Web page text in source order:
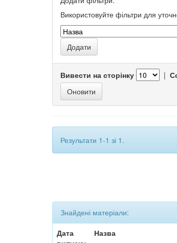
Використовуйте фільтри для
Вивести на сторінку |
Результати 1-1 зі 1.
Знайдені матеріали:
Дата
Назва